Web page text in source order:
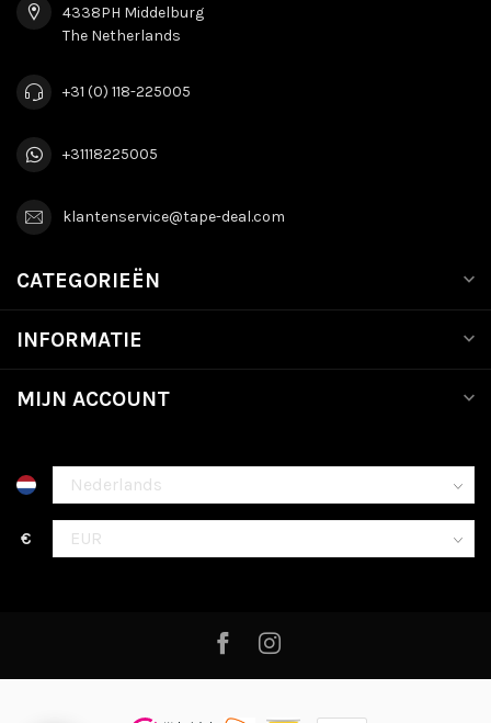
4338PH Middelburg
The Netherlands
+31 (0) 118-225005
+31118225005
klantenservice@tape-deal.com
CATEGORIEËN
INFORMATIE
MIJN ACCOUNT
€